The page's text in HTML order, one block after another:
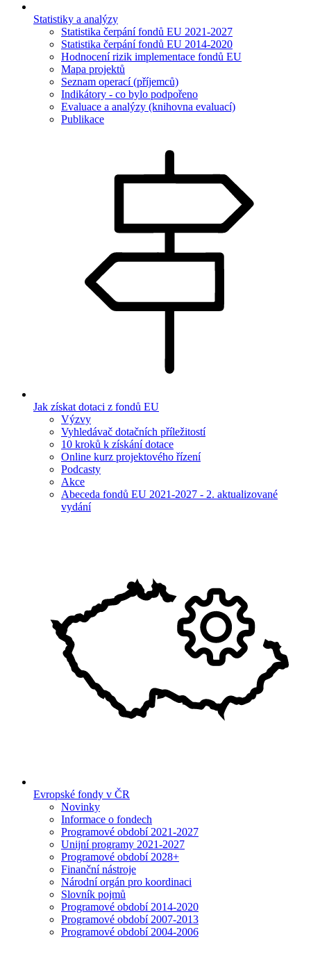
Statistiky a analýzy
Statistika čerpání fondů EU 2021-2027
Statistika čerpání fondů EU 2014-2020
Hodnocení rizik implementace fondů EU
Mapa projektů
Seznam operací (příjemců)
Indikátory - co bylo podpořeno
Evaluace a analýzy (knihovna evaluací)
Publikace
Jak získat dotaci z fondů EU
Výzvy
Vyhledávač dotačních příležitostí
10 kroků k získání dotace
Online kurz projektového řízení
Podcasty
Akce
Abeceda fondů EU 2021-2027 - 2. aktualizované
vydání
Evropské fondy v ČR
Novinky
Informace o fondech
Programové období 2021-2027
Unijní programy 2021-2027
Programové období 2028+
Finanční nástroje
Národní orgán pro koordinaci
Slovník pojmů
Programové období 2014-2020
Programové období 2007-2013
Programové období 2004-2006